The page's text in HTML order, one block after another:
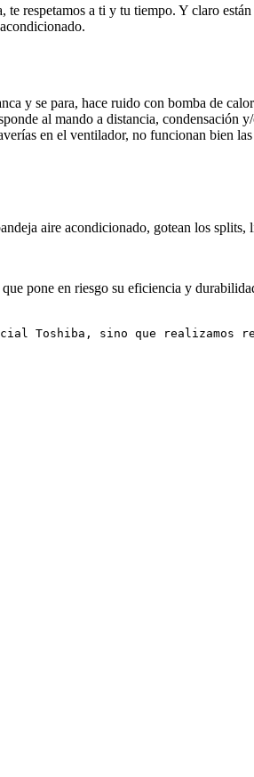
respetamos a ti y tu tiempo. Y claro
y se para, hace ruido con bomba de
al mando a distancia, condensación
en el ventilador, no funcionan bien
aire acondicionado, gotean los
pone en riesgo su eficiencia y
Toshiba, sino que realizamos